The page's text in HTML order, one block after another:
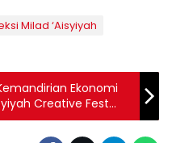
Milad ‘Aisyiyah
Ekonomi
Creative Fest